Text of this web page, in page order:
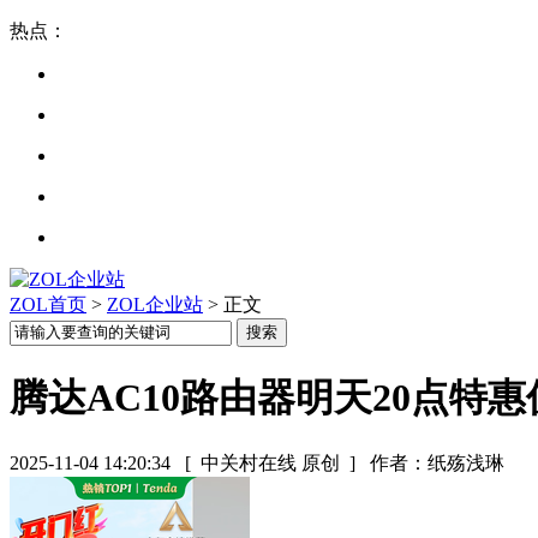
热点：
ZOL首页 > ZOL企业站 > 正文
腾达AC10路由器明天20点特惠
2025-11-04 14:20:34 [ 中关村在线 原创 ] 作者：纸殇浅琳